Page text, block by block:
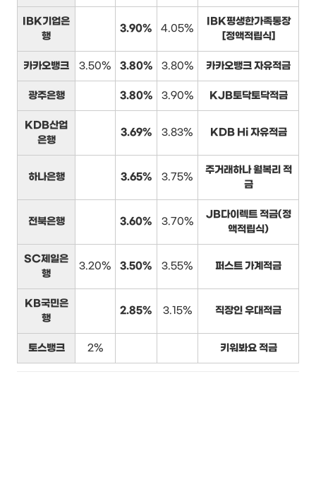
IBK기업은
행
3.90% 4.05%
IBK평생한가족통장
[정액적립식]
카카오뱅크 3.50% 3.80% 3.80% 카카오뱅크 자유적금
광주은행 3.80% 3.90% KJB토닥토닥적금
KDB산업
은행
3.69% 3.83% KDB Hi 자유적금
하나은행 3.65% 3.75%
주거래하나 월복리 적
금
전북은행 3.60% 3.70%
JB다이렉트 적금(정
액적립식)
SC제일은
행
3.20% 3.50% 3.55% 퍼스트 가계적금
KB국민은
행
2.85% 3.15% 직장인 우대적금
토스뱅크 2% 키워봐요 적금